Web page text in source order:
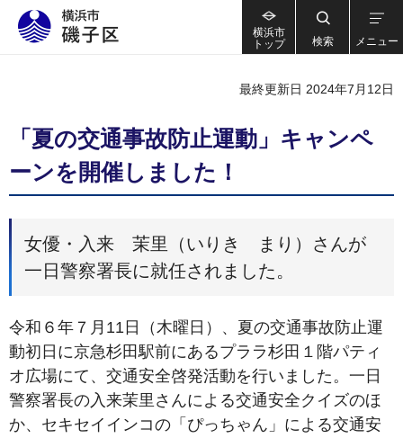
横浜市
トップ
検索 メニュー
最終更新日 2024年7月12日
「夏の交通事故防止運動」キャンペ
ーンを開催しました！
女優・入来 茉里（いりき まり）さんが
一日警察署長に就任されました。
令和６年７月11日（木曜日）、夏の交通事故防止運
動初日に京急杉田駅前にあるプララ杉田１階パティ
オ広場にて、交通安全啓発活動を行いました。一日
警察署長の入来茉里さんによる交通安全クイズのほ
か、セキセイインコの「ぴっちゃん」による交通安